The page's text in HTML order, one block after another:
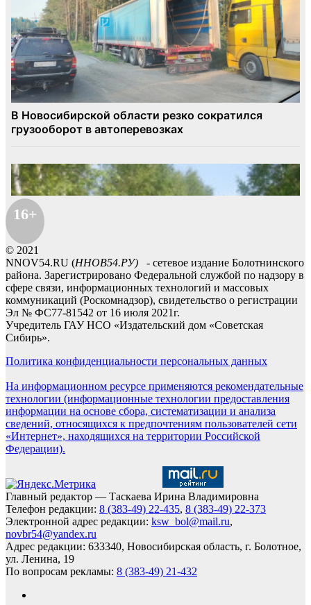
16+
© 2021
NNOV54.RU (ННОВ54.РУ) - сетевое издание Болотнинского
района. Зарегистрировано Федеральной службой по надзору в
сфере связи, информационных технологий и массовых
коммуникаций (Роскомнадзор), свидетельство о регистрации
Эл № ФС77-81542 от 16 июля 2021г.
Учредитель ГАУ НСО «Издательский дом «Советская
Сибирь».
Политика конфиденциальности персональных данных
На информационном ресурсе применяются рекомендательные
технологии (информационные технологии предоставления
информации на основе сбора, систематизации и анализа
сведений, относящихся к предпочтениям пользователей сети
«Интернет», находящихся на территории Российской
Федерации).
Главный редактор — Таскаева Ирина Владимировна
Телефон редакции: 8 (383-49) 22-435, 8 (383-49) 22-373
Электронной адрес редакции: ksw_bol@mail.ru,
novbr54@yandex.ru
Адрес редакции: 633340, Новосибирская область, г. Болотное,
ул. Ленина, 19
По вопросам рекламы: 8 (383-49) 21-432